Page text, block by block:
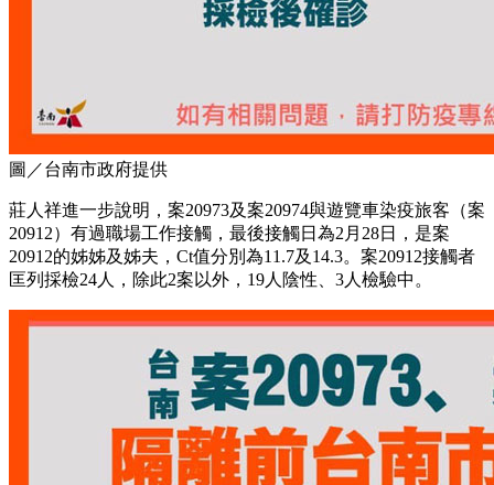
圖／台南市政府提供
莊人祥進一步說明，案20973及案20974與遊覽車染疫旅客（案
20912）有過職場工作接觸，最後接觸日為2月28日，是案
20912的姊姊及姊夫，Ct值分別為11.7及14.3。案20912接觸者
匡列採檢24人，除此2案以外，19人陰性、3人檢驗中。